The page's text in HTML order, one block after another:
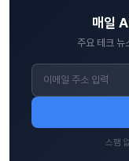
매일
주요 테크 뉴
스팸